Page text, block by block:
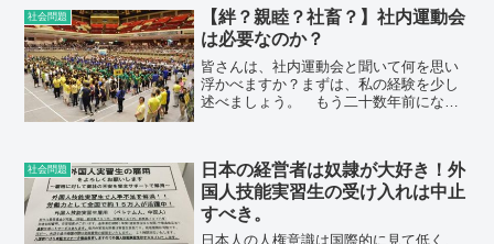
要請されると日本国民は感情的になって
しまい、ネット上...
社会問題
【絆？親睦？社畜？】社内運動会
は必要なのか？
皆さんは、社内運動会と聞いて何を思い
浮かべますか？まずは、私の経験を少し
述べましょう。 もう二十数年前になり
部と打ち合わせを行いつつ、...
社会問題
日本の経営者は奴隷が大好き！外
国人技能実習生の受け入れは中止
すべき。
日本人の人権意識は国際的に見て低く、